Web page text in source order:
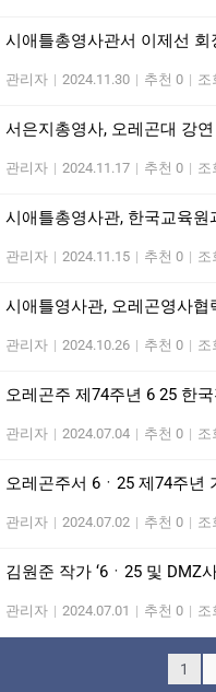
시애틀총영사관서 이제선 회
관리자 | 2024.11.30 | 추천 0 | 조
서은지총영사, 오레곤대 강
관리자 | 2024.11.17 | 추천 0 | 조
시애틀총영사관, 한국교육
관리자 | 2024.11.15 | 추천 0 | 조
시애틀영사관, 오레곤영사
관리자 | 2024.10.26 | 추천 0 | 조
오레곤주 제74주년 6 25 한
관리자 | 2024.07.04 | 추천 0 | 조
오레곤주서 6ㆍ25 제74주년
관리자 | 2024.07.02 | 추천 0 | 조
김원준 작가 ‘6ㆍ25 및 DMZ
관리자 | 2024.07.01 | 추천 0 | 조
1